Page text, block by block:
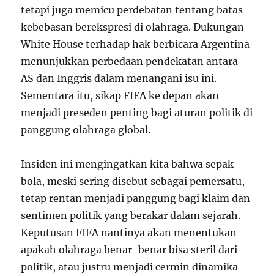
tetapi juga memicu perdebatan tentang batas
kebebasan berekspresi di olahraga. Dukungan
White House terhadap hak berbicara Argentina
menunjukkan perbedaan pendekatan antara
AS dan Inggris dalam menangani isu ini.
Sementara itu, sikap FIFA ke depan akan
menjadi preseden penting bagi aturan politik di
panggung olahraga global.
Insiden ini mengingatkan kita bahwa sepak
bola, meski sering disebut sebagai pemersatu,
tetap rentan menjadi panggung bagi klaim dan
sentimen politik yang berakar dalam sejarah.
Keputusan FIFA nantinya akan menentukan
apakah olahraga benar-benar bisa steril dari
politik, atau justru menjadi cermin dinamika